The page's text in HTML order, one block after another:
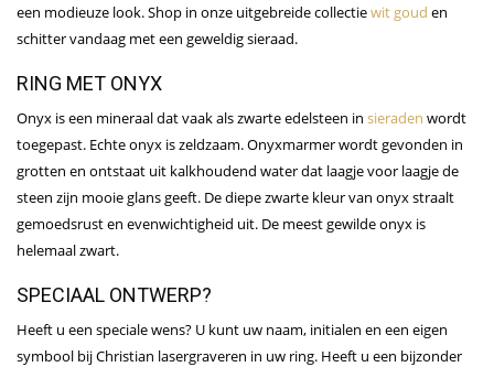
een modieuze look. Shop in onze uitgebreide collectiewit goud en
schitter vandaag met een geweldig sieraad.
RING MET ONYX
Onyx is een mineraal dat vaak als zwarte edelsteen in sieraden wordt
toegepast. Echte onyx is zeldzaam. Onyxmarmer wordt gevonden in
grotten en ontstaat uit kalkhoudend water dat laagje voor laagje de
steen zijn mooie glans geeft. De diepe zwarte kleur van onyx straalt
gemoedsrust en evenwichtigheid uit. De meest gewilde onyx is
helemaal zwart.
SPECIAAL ONTWERP?
Heeft u een speciale wens? U kunt uw naam, initialen en een eigen
symbool bij Christian lasergraveren in uw ring. Heeft u een bijzonder